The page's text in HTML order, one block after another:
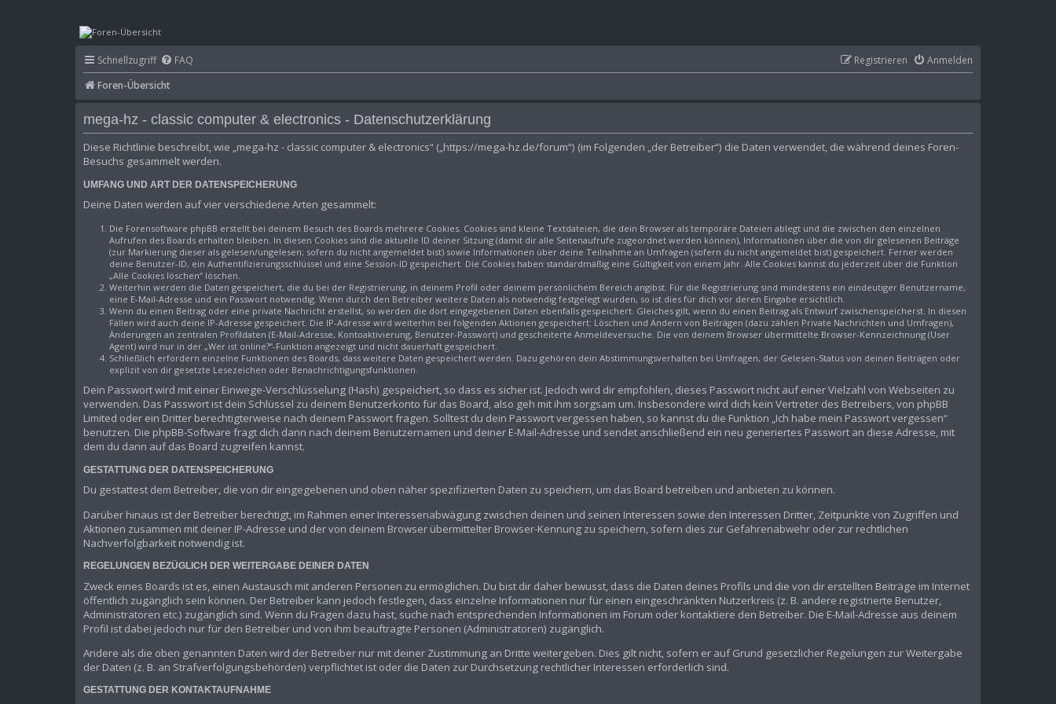
mega-hz - classic computer & electronics
Schnellzugriff FAQ Anmelden
Registrieren
Foren-Übersicht
mega-hz - classic computer & electronics - Datenschutzerklärung
Diese Richtlinie beschreibt, wie „mega-hz - classic computer & electronics“ („https://mega-hz.de/forum“) (im Folgenden „der Betreiber“) die Daten verwendet, die während deines Foren-
Besuchs gesammelt werden.
UMFANG UND ART DER DATENSPEICHERUNG
Deine Daten werden auf vier verschiedene Arten gesammelt:
Die Forensoftware phpBB erstellt bei deinem Besuch des Boards mehrere Cookies. Cookies sind kleine Textdateien, die dein Browser als temporäre Dateien ablegt und die zwischen den einzelnen
Aufrufen des Boards erhalten bleiben. In diesen Cookies sind die aktuelle ID deiner Sitzung (damit dir alle Seitenaufrufe zugeordnet werden können), Informationen über die von dir gelesenen Beiträge
(zur Markierung dieser als gelesen/ungelesen; sofern du nicht angemeldet bist) sowie Informationen über deine Teilnahme an Umfragen (sofern du nicht angemeldet bist) gespeichert. Ferner werden
deine Benutzer-ID, ein Authentifizierungsschlüssel und eine Session-ID gespeichert. Die Cookies haben standardmäßig eine Gültigkeit von einem Jahr. Alle Cookies kannst du jederzeit über die Funktion
„Alle Cookies löschen“ löschen.
Weiterhin werden die Daten gespeichert, die du bei der Registrierung, in deinem Profil oder deinem persönlichem Bereich angibst. Für die Registrierung sind mindestens ein eindeutiger Benutzername,
eine E-Mail-Adresse und ein Passwort notwendig. Wenn durch den Betreiber weitere Daten als notwendig festgelegt wurden, so ist dies für dich vor deren Eingabe ersichtlich.
Wenn du einen Beitrag oder eine private Nachricht erstellst, so werden die dort eingegebenen Daten ebenfalls gespeichert. Gleiches gilt, wenn du einen Beitrag als Entwurf zwischenspeicherst. In diesen
Fällen wird auch deine IP-Adresse gespeichert. Die IP-Adresse wird weiterhin bei folgenden Aktionen gespeichert: Löschen und Ändern von Beiträgen (dazu zählen Private Nachrichten und Umfragen),
Änderungen an zentralen Profildaten (E-Mail-Adresse, Kontoaktivierung, Benutzer-Passwort) und gescheiterte Anmeldeversuche. Die von deinem Browser übermittelte Browser-Kennzeichnung (User
Agent) wird nur in der „Wer ist online?“-Funktion angezeigt und nicht dauerhaft gespeichert.
Schließlich erfordern einzelne Funktionen des Boards, dass weitere Daten gespeichert werden. Dazu gehören dein Abstimmungsverhalten bei Umfragen, der Gelesen-Status von deinen Beiträgen oder
explizit von dir gesetzte Lesezeichen oder Benachrichtigungsfunktionen.
Dein Passwort wird mit einer Einwege-Verschlüsselung (Hash) gespeichert, so dass es sicher ist. Jedoch wird dir empfohlen, dieses Passwort nicht auf einer Vielzahl von Webseiten zu
verwenden. Das Passwort ist dein Schlüssel zu deinem Benutzerkonto für das Board, also geh mit ihm sorgsam um. Insbesondere wird dich kein Vertreter des Betreibers, von phpBB
Limited oder ein Dritter berechtigterweise nach deinem Passwort fragen. Solltest du dein Passwort vergessen haben, so kannst du die Funktion „Ich habe mein Passwort vergessen“
benutzen. Die phpBB-Software fragt dich dann nach deinem Benutzernamen und deiner E-Mail-Adresse und sendet anschließend ein neu generiertes Passwort an diese Adresse, mit
dem du dann auf das Board zugreifen kannst.
GESTATTUNG DER DATENSPEICHERUNG
Du gestattest dem Betreiber, die von dir eingegebenen und oben näher spezifizierten Daten zu speichern, um das Board betreiben und anbieten zu können.
Darüber hinaus ist der Betreiber berechtigt, im Rahmen einer Interessenabwägung zwischen deinen und seinen Interessen sowie den Interessen Dritter, Zeitpunkte von Zugriffen und
Aktionen zusammen mit deiner IP-Adresse und der von deinem Browser übermittelter Browser-Kennung zu speichern, sofern dies zur Gefahrenabwehr oder zur rechtlichen
Nachverfolgbarkeit notwendig ist.
REGELUNGEN BEZÜGLICH DER WEITERGABE DEINER DATEN
Zweck eines Boards ist es, einen Austausch mit anderen Personen zu ermöglichen. Du bist dir daher bewusst, dass die Daten deines Profils und die von dir erstellten Beiträge im Internet
öffentlich zugänglich sein können. Der Betreiber kann jedoch festlegen, dass einzelne Informationen nur für einen eingeschränkten Nutzerkreis (z. B. andere registrierte Benutzer,
Administratoren etc.) zugänglich sind. Wenn du Fragen dazu hast, suche nach entsprechenden Informationen im Forum oder kontaktiere den Betreiber. Die E-Mail-Adresse aus deinem
Profil ist dabei jedoch nur für den Betreiber und von ihm beauftragte Personen (Administratoren) zugänglich.
Andere als die oben genannten Daten wird der Betreiber nur mit deiner Zustimmung an Dritte weitergeben. Dies gilt nicht, sofern er auf Grund gesetzlicher Regelungen zur Weitergabe
der Daten (z. B. an Strafverfolgungsbehörden) verpflichtet ist oder die Daten zur Durchsetzung rechtlicher Interessen erforderlich sind.
GESTATTUNG DER KONTAKTAUFNAHME